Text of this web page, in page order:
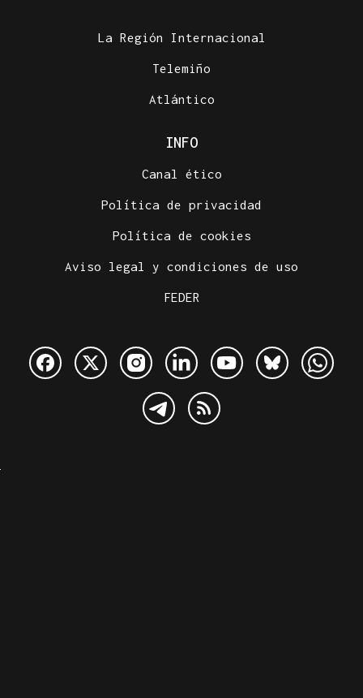
La Región Internacional
Telemiño
Atlántico
INFO
Canal ético
Política de privacidad
Política de cookies
Aviso legal y condiciones de uso
FEDER